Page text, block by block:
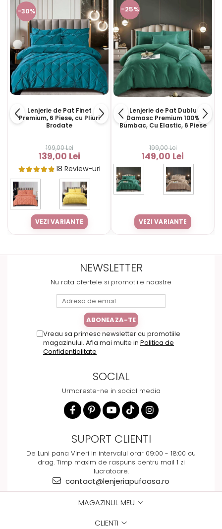
-30%
Lenjerie de Pat Finet
Premium, 6 Piese, cu Pliuri
Brodate
199,00 Lei
139,00 Lei
18 Review-uri
VEZI VARIANTE
-25%
Lenjerie de Pat Dublu
Damasc Premium 100%
Bumbac, Cu Elastic, 6 Piese
199,00 Lei
149,00 Lei
VEZI VARIANTE
NEWSLETTER
Nu rata ofertele si promotiile noastre
Vreau sa primesc newsletter cu promotiile
magazinului. Afla mai multe in Politica de
Confidentialitate
SOCIAL
Urmareste-ne in social media
SUPORT CLIENTI
De Luni pana Vineri in intervalul orar 09:00 - 18:00 cu
drag. Timp maxim de raspuns pentru mail 1 zi
lucratoare.
contact@lenjeriapufoasa.ro
MAGAZINUL MEU
CLIENTI